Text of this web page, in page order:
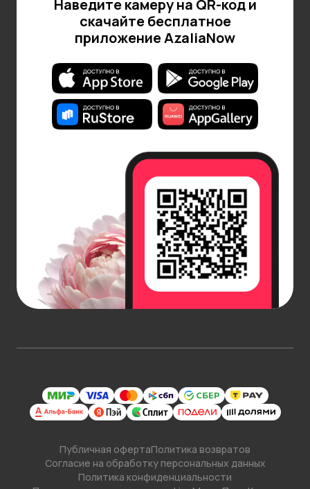
Наведите камеру на QR-код и
скачайте бесплатное
приложение AzaliaNow
Публичная офертаПолитика возвратов
Согласие на обработку персональных данных
Политика конфиденциальности